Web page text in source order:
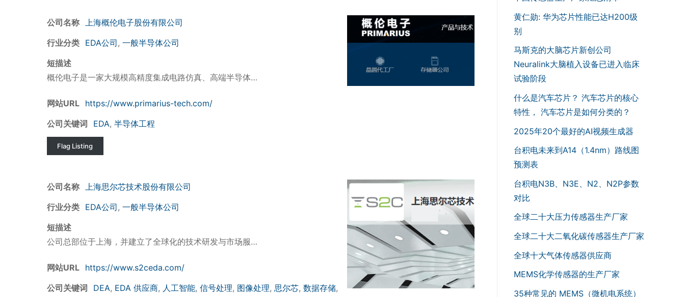
公司名称 上海概伦电子股份有限公司
行业分类 EDA公司, 一般半导体公司
短描述
概伦电子是一家大规模高精度集成电路仿真、高端半导体…
网站URL https://www.primarius-tech.com/
公司关键词
EDA, 半导体工程
Flag Listing
公司名称 上海思尔芯技术股份有限公司
行业分类 EDA公司, 一般半导体公司
短描述
公司总部位于上海，并建立了全球化的技术研发与市场服…
网站URL https://www.s2ceda.com/
公司关键词
DEA, EDA 供应商, 人工智能, 信号处理, 图像处理, 思尔芯, 数据存储,
黄仁勋: 华为芯片性能已达H200级
别
马斯克的大脑芯片新创公司
Neuralink大脑植入设备已进入临床
试验阶段
什么是汽车芯片？ 汽车芯片的核心
特性， 汽车芯片是如何分类的？
2025年20个最好的AI视频生成器
台积电未来到A14（1.4nm）路线图
预测表
台积电N3B、N3E、N2、N2P参数
对比
全球二十大压力传感器生产厂家
全球二十大二氧化碳传感器生产厂家
全球十大气体传感器供应商
MEMS化学传感器的生产厂家
35种常见的 MEMS（微机电系统）